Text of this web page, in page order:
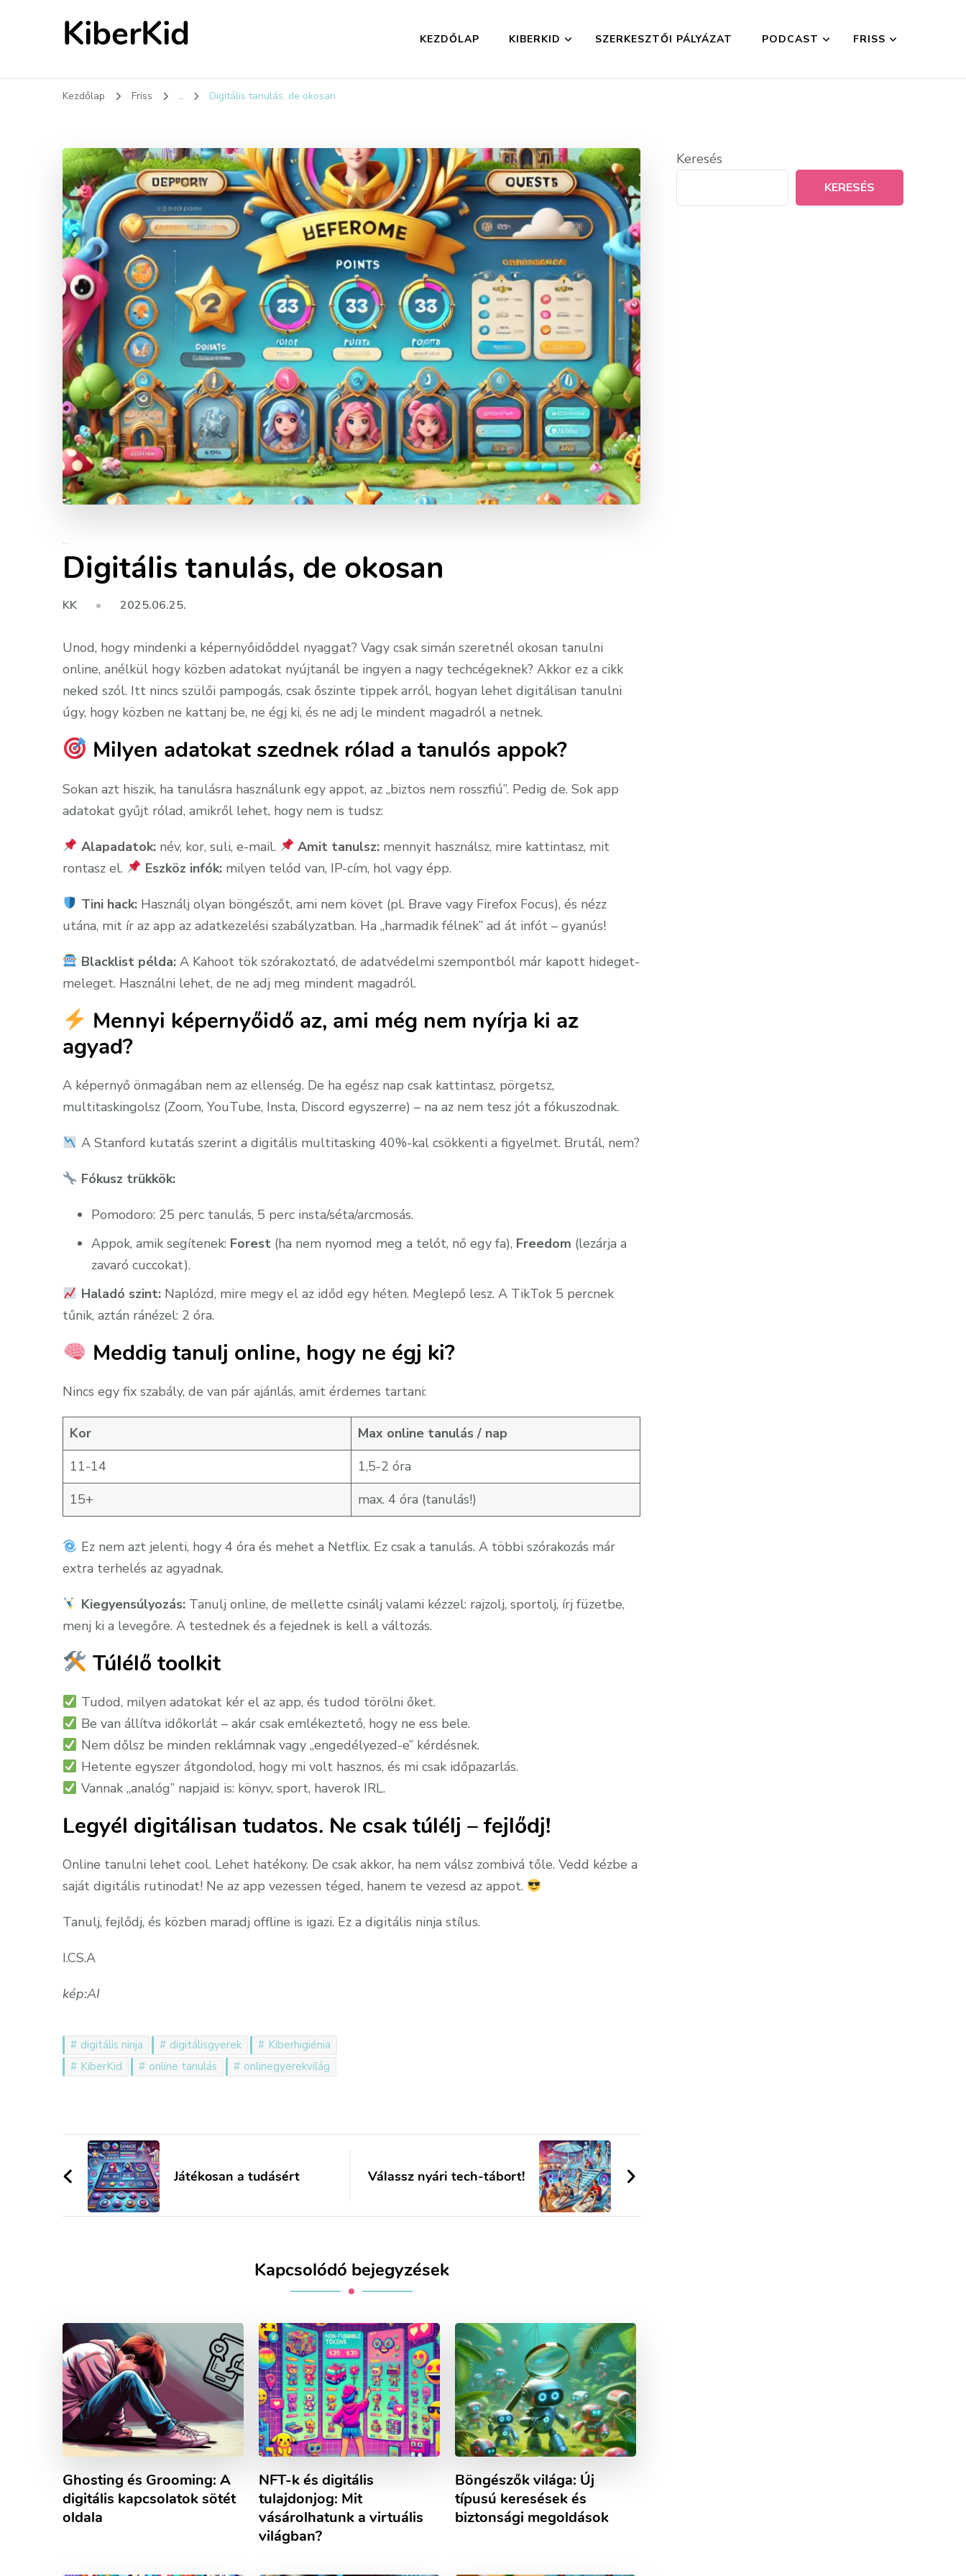
KiberKid KEZDŐLAP KIBERKID SZERKESZTŐI PÁLYÁZAT PODCAST FRISS
Kezdőlap Friss .. Digitális tanulás, de okosan
..
Digitális tanulás, de okosan
KK 2025.06.25.
Unod, hogy mindenki a képernyőidőddel nyaggat? Vagy csak simán szeretnél okosan tanulni
online, anélkül hogy közben adatokat nyújtanál be ingyen a nagy techcégeknek? Akkor ez a cikk
neked szól. Itt nincs szülői pampogás, csak őszinte tippek arról, hogyan lehet digitálisan tanulni
úgy, hogy közben ne kattanj be, ne égj ki, és ne adj le mindent magadról a netnek.
Milyen adatokat szednek rólad a tanulós appok?
Sokan azt hiszik, ha tanulásra használunk egy appot, az „biztos nem rosszfiú”. Pedig de. Sok app
adatokat gyűjt rólad, amikről lehet, hogy nem is tudsz:
Alapadatok:név, kor, suli, e-mail. Amit tanulsz: mennyit használsz, mire kattintasz, mit
rontasz el.
Eszköz infók:milyen telód van, IP-cím, hol vagy épp.
Tini hack:Használj olyan böngészőt, ami nem követ (pl. Brave vagy Firefox Focus), és nézz
utána, mit ír az app az adatkezelési szabályzatban. Ha „harmadik félnek” ad át infót – gyanús!
Blacklist példa:A Kahoot tök szórakoztató, de adatvédelmi szempontból már kapott hideget-
meleget. Használni lehet, de ne adj meg mindent magadról.
Mennyi képernyőidő az, ami még nem nyírja ki az
agyad?
A képernyő önmagában nem az ellenség. De ha egész nap csak kattintasz, pörgetsz,
multitaskingolsz (Zoom, YouTube, Insta, Discord egyszerre) – na az nem tesz jót a fókuszodnak.
A Stanford kutatás szerint a digitális multitasking 40%-kal csökkenti a figyelmet. Brutál, nem?
Fókusz trükkök:
Pomodoro: 25 perc tanulás, 5 perc insta/séta/arcmosás.
Appok, amik segítenek: Forest (ha nem nyomod meg a telót, nő egy fa), Freedom (lezárja a
zavaró cuccokat).
Haladó szint:Naplózd, mire megy el az időd egy héten. Meglepő lesz. A TikTok 5 percnek
tűnik, aztán ránézel: 2 óra.
Meddig tanulj online, hogy ne égj ki?
Nincs egy fix szabály, de van pár ajánlás, amit érdemes tartani:
Kor
Max online tanulás / nap
11-14
1,5-2 óra
15+
max. 4 óra (tanulás!)
Ez nem azt jelenti, hogy 4 óra és mehet a Netflix. Ez csak a tanulás. A többi szórakozás már
extra terhelés az agyadnak.
Kiegyensúlyozás:Tanulj online, de mellette csinálj valami kézzel: rajzolj, sportolj, írj füzetbe,
menj ki a levegőre. A testednek és a fejednek is kell a változás.
Túlélő toolkit
Tudod, milyen adatokat kér el az app, és tudod törölni őket.
Be van állítva időkorlát – akár csak emlékeztető, hogy ne ess bele.
Nem dőlsz be minden reklámnak vagy „engedélyezed-e” kérdésnek.
Hetente egyszer átgondolod, hogy mi volt hasznos, és mi csak időpazarlás.
Vannak „analóg” napjaid is: könyv, sport, haverok IRL.
Legyél digitálisan tudatos. Ne csak túlélj – fejlődj!
Online tanulni lehet cool. Lehet hatékony. De csak akkor, ha nem válsz zombivá tőle. Vedd kézbe a
saját digitális rutinodat! Ne az app vezessen téged, hanem te vezesd az appot.
Tanulj, fejlődj, és közben maradj offline is igazi. Ez a digitális ninja stílus.
I.CS.A
kép:AI
digitális ninja digitálisgyerek
Kiberhigiénia
KiberKid
online tanulás onlinegyerekvilág
Bejegyzések
navigációjaJátékosan a tudásért Válassz nyári tech-tábort!
Kapcsolódó bejegyzések
Ghosting és Grooming: A
digitális kapcsolatok sötét
oldala
NFT-k és digitális
tulajdonjog: Mit
vásárolhatunk a virtuális
világban?
Böngészők világa: Új
típusú keresések és
biztonsági megoldások
Keresés
KERESÉS